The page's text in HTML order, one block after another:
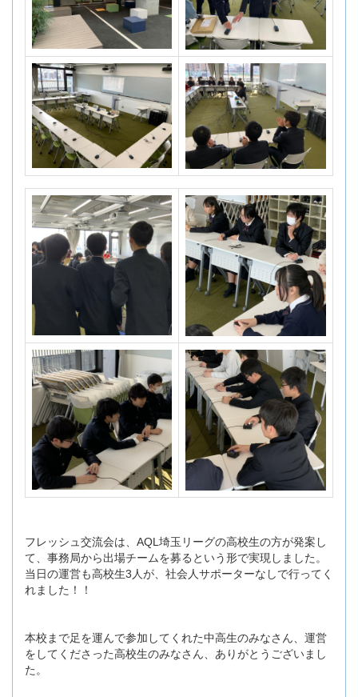
フレッシュ交流会は、AQL埼玉リーグの高校生の方が発案し
て、事務局から出場チームを募るという形で実現しました。
当日の運営も高校生3人が、社会人サポーターなしで行ってく
れました！！
本校まで足を運んで参加してくれた中高生のみなさん、運営
をしてくださった高校生のみなさん、ありがとうございまし
た。